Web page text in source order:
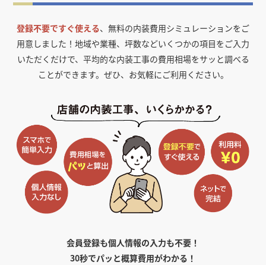
登録不要ですぐ使える、無料の内装費用シミュレーションをご
用意しました！ 地域や業種、坪数などいくつかの項目をご入力
いただくだけで、平均的な内装工事の費用相場をサッと調べる
ことができます。ぜひ、お気軽にご利用ください。
会員登録も個人情報の入力も不要！
30秒でパッと概算費用がわかる！